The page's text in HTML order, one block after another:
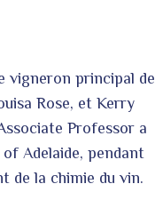
vigneron principal de
Rose, et Kerry
Professor a
of Adelaide, pendant
de la chimie du vin.